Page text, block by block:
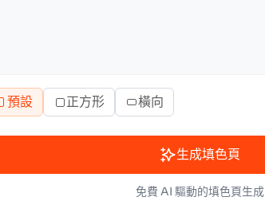
預設 正方形 橫向
生成填色頁
免費 AI 驅動的填色頁生成